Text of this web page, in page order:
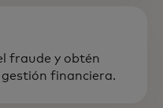
fraude y obtén
financiera.